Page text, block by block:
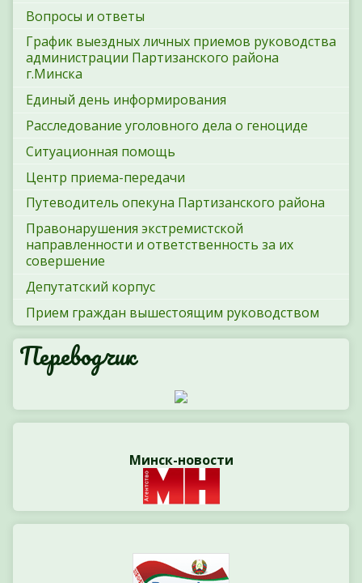
Вопросы и ответы
График выездных личных приемов руководства
администрации Партизанского района
г.Минска
Единый день информирования
Расследование уголовного дела о геноциде
Ситуационная помощь
Центр приема-передачи
Путеводитель опекуна Партизанского района
Правонарушения экстремистской
направленности и ответственность за их
совершение
Депутатский корпус
Прием граждан вышестоящим руководством
Переводчик
Минск-новости